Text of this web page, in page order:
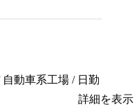
動車系工場 / 日勤
詳細を表示